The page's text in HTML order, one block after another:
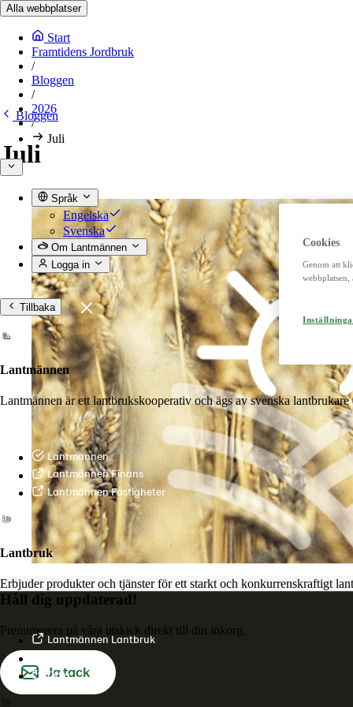
Alla webbplatser
Start
Framtidens Jordbruk
/
Bloggen
/
2026
/
Juli
Språk
Engelska
Svenska
Om Lantmännen
Logga in
Tillbaka
Lantmännen
Lantmännen är ett lantbrukskooperativ och ägs av svenska
Lantmännen
Lantmännen Finans
Lantmännen Fastigheter
Lantbruk
Erbjuder produkter och tjänster för ett starkt och konkurrenskraftigt
Lantmännen Lantbruk
Odla
Bloggen
Juli
Håll dig uppdaterad!
Prenumerera på våra utskick direkt till din inkorg.
Ja tack
Cookies
Genom att
webbplatsen,